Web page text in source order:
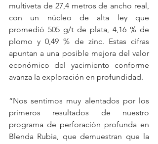
multiveta de 27,4 metros de ancho real,
con un núcleo de alta ley que
promedió 505 g/t de plata, 4,16 % de
plomo y 0,49 % de zinc. Estas cifras
apuntan a una posible mejora del valor
económico del yacimiento conforme
avanza la exploración en profundidad.
“Nos sentimos muy alentados por los
primeros resultados de nuestro
programa de perforación profunda en
Blenda Rubia, que demuestran que la